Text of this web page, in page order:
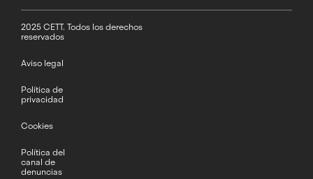
2025 CETT. Todos los derechos
reservados
Aviso legal
Política de
privacidad
Cookies
Política del
canal de
denuncias